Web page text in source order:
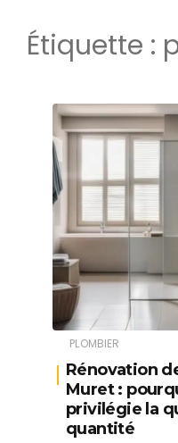
Étiquette :
PLOMBIER
Rénovation
Muret :
privilégie la
quantité